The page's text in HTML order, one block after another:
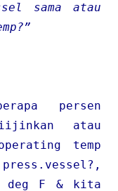
sama atau
persen
atau
temp
deg F & kita